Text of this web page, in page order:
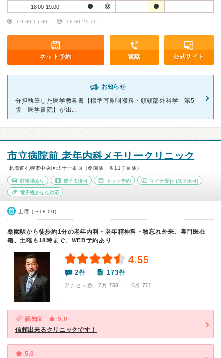
18:00-19:00
09:30-15:30 18:00-20:00
ネット予約 電話 公式サイト
お知らせ
分担執筆した医学教科書【標準耳鼻咽喉科・頭頸部外科学 第5
版 医学書院】が出...
市立病院前 老年内科メモリークリニック
北海道札幌市中央区北十一条西（桑園駅、西11丁目駅）
駐車場あり 電子決済可 ネット予約 マイナ受付 (スマホ可)
電子処方せん対応
土曜（〜18:00）
桑園駅から徒歩約1分の老年内科・老年精神科・物忘れ外来、専門医在
籍、土曜も18時まで、WEB予約あり
4.55
2件 173件
アクセス数 7月:750 | 6月:771
認知症
5.0
信頼出来るクリニックです！
5.0